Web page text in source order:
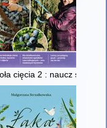
cięcia 2 : naucz się